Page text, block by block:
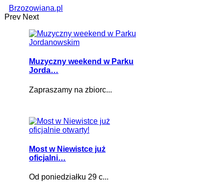
Brzozowiana.pl
Muzyczny weekend w Parku
Jorda…
Zapraszamy na zbiorc...
Most w Niewistce już
oficjalni…
Od poniedziałku 29 c...
Prev Next